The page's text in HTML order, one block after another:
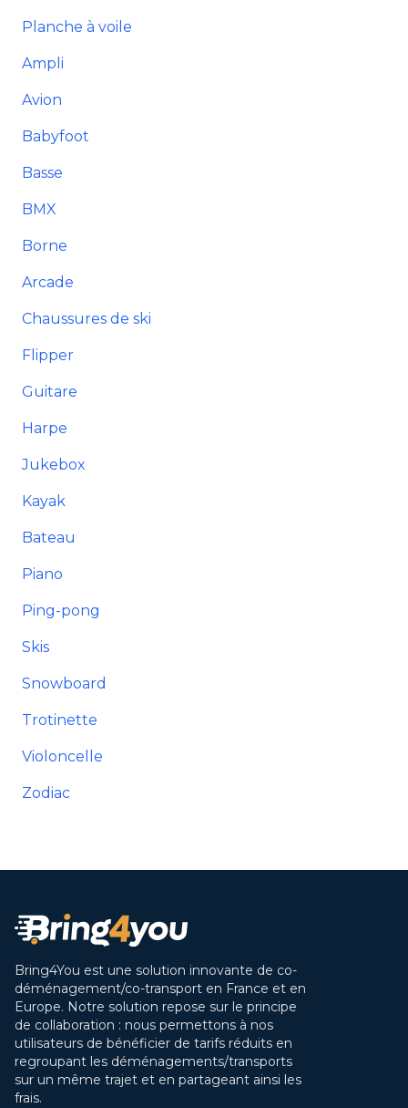
Planche à voile
Ampli
Avion
Babyfoot
Basse
BMX
Borne
Arcade
Chaussures de ski
Flipper
Guitare
Harpe
Jukebox
Kayak
Bateau
Piano
Ping-pong
Skis
Snowboard
Trotinette
Violoncelle
Zodiac
Bring4You est une solution innovante de co-
déménagement/co-transport en France et en
Europe. Notre solution repose sur le principe
de collaboration : nous permettons à nos
utilisateurs de bénéficier de tarifs réduits en
regroupant les déménagements/transports
sur un même trajet et en partageant ainsi les
frais.